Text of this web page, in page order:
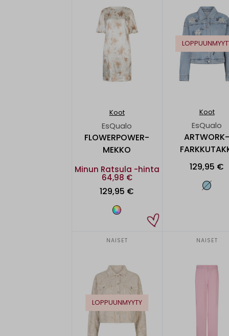
Koot
EsQualo
FLOWERPOWER-
MEKKO
Minun Ratsula -hinta
64,98 €
129,95 €
Koot
EsQualo
129,95 €
NAISET
LOPPUUNMYYTY
NAISET